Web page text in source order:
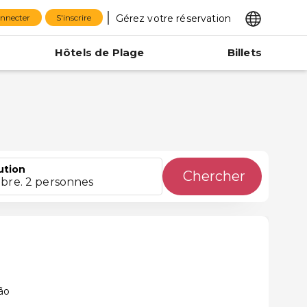
S'inscrire Gérez votre réservation
Hôtels de Plage Billets
2 personnes Chercher